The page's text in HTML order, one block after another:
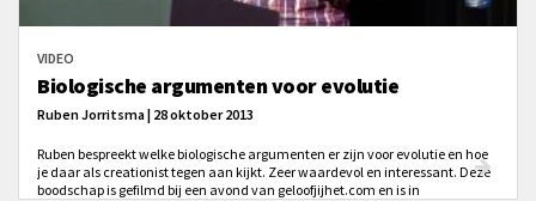
VIDEO
Biologische argumenten voor evolutie
Ruben Jorritsma | 28 oktober 2013
Ruben bespreekt welke biologische argumenten er zijn voor evolutie en hoe
je daar als creationist tegen aan kijkt. Zeer waardevol en interessant. Deze
boodschap is gefilmd bij een avond van geloofjijhet.com en is in